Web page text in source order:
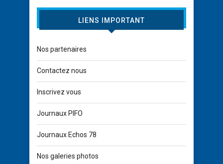
LIENS IMPORTANT
Nos partenaires
Contactez nous
Inscrivez vous
Journaux PIFO
Journaux Echos 78
Nos galeries photos